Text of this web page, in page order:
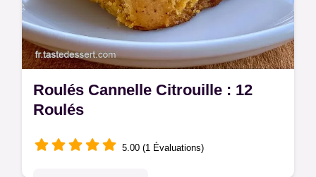
Roulés Cannelle Citrouille : 12
Roulés
5.00 (1 Évaluations)